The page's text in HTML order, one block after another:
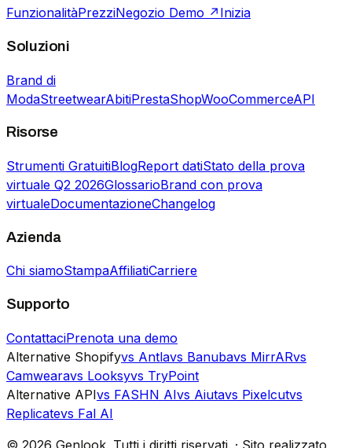
FunzionalitàPrezziNegozio Demo ↗ Inizia
Soluzioni
Brand di
ModaStreetwearAbitiPrestaShopWooCommerceAPI
Risorse
Strumenti GratuitiBlogReport datiStato della prova
virtuale Q2 2026GlossarioBrand con prova
virtualeDocumentazioneChangelog
Azienda
Chi siamoStampaAffiliatiCarriere
Supporto
ContattaciPrenota una demo
Alternative Shopifyvs Antlavs Banubavs MirrARvs
Camwearavs Looksyvs TryPoint
Alternative APIvs FASHN AIvs Aiutavs Pixelcutvs
Replicatevs Fal AI
© 2026 Genlook. Tutti i diritti riservati. · Sito realizzato